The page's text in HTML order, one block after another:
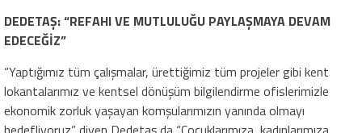
DEDETAŞ: “REFAHI VE MUTLULUĞU PAYLAŞMAYA DEVAM
EDECEĞİZ”
“Yaptığımız tüm çalışmalar, ürettiğimiz tüm projeler gibi kent
lokantalarımız ve kentsel dönüşüm bilgilendirme ofislerimizle
ekonomik zorluk yaşayan komşularımızın yanında olmayı